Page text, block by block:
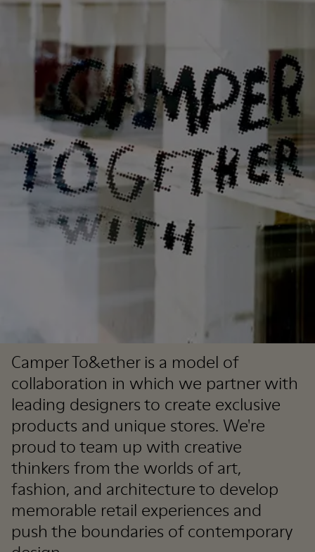
Camper To&ether is a model of
collaboration in which we partner with
leading designers to create exclusive
products and unique stores. We're
proud to team up with creative
thinkers from the worlds of art,
fashion, and architecture to develop
memorable retail experiences and
push the boundaries of contemporary